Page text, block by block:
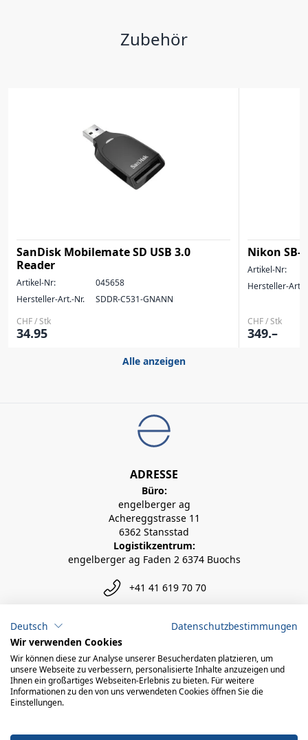
Zubehör
SanDisk Mobilemate SD USB 3.0
Reader
Artikel-Nr:
045658
Hersteller-Art.-Nr.
SDDR-C531-GNANN
CHF / Stk
34.95
Nikon SB-
Artikel-Nr:
Hersteller-Art.-
CHF / Stk
349.–
Alle anzeigen
ADRESSE
Büro:
engelberger ag
Achereggstrasse 11
6362 Stansstad
Logistikzentrum:
engelberger ag Faden 2 6374 Buochs
+41 41 619 70 70
info@engelberger.ch
Deutsch
Datenschutzbestimmungen
Wir verwenden Cookies
Wir können diese zur Analyse unserer Besucherdaten platzieren, um
unsere Webseite zu verbessern, personalisierte Inhalte anzuzeigen und
Ihnen ein großartiges Webseiten-Erlebnis zu bieten. Für weitere
Informationen zu den von uns verwendeten Cookies öffnen Sie die
Einstellungen.